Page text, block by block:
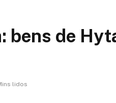
bens de
lidos